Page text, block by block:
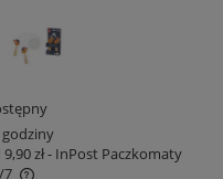
godziny
zł- InPost Paczkomaty
7